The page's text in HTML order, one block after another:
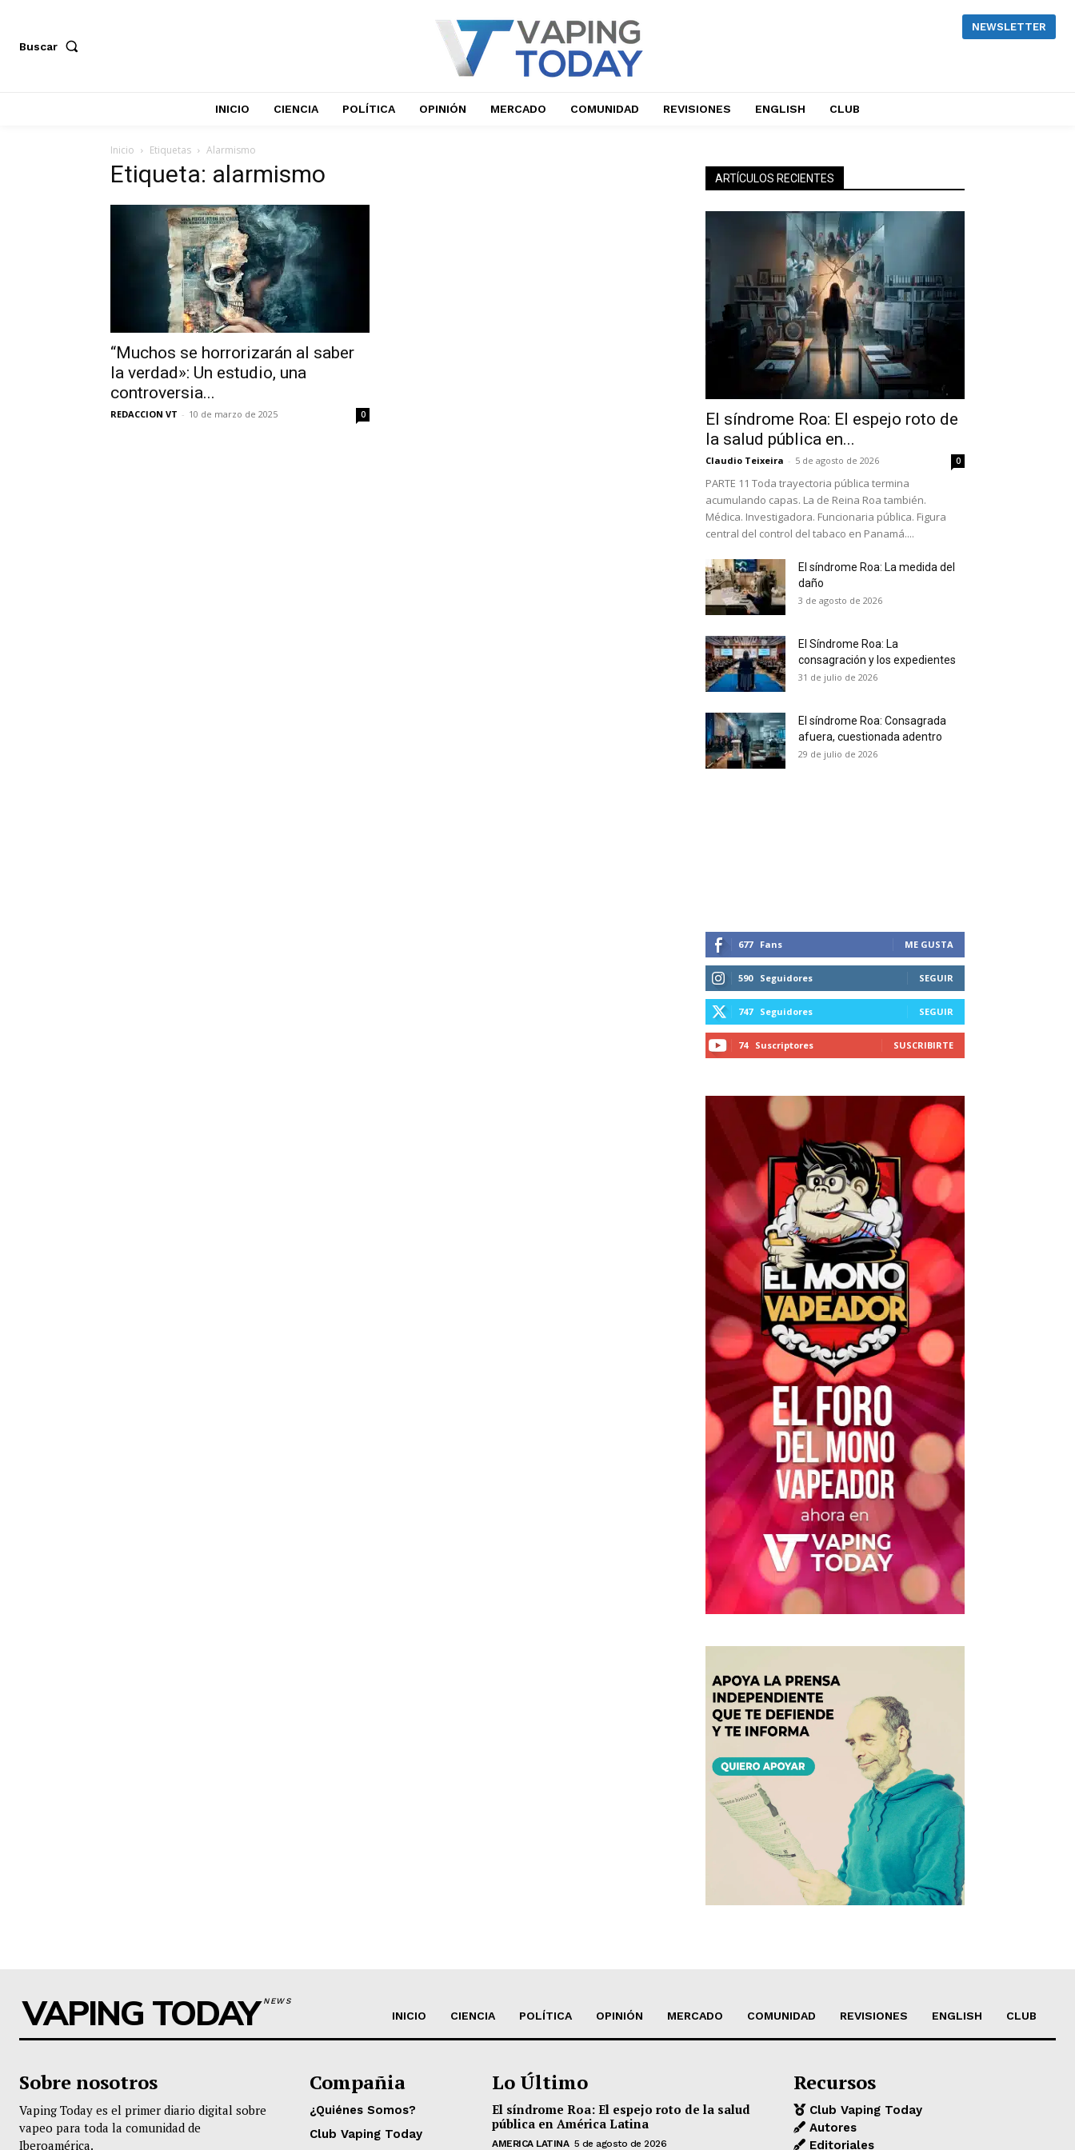
No te pierdas de las últimas
Suscríbete a nuestro boletín diario y recibe todas las
noticias del vapeo y la reducción de daños en tu correo
Subscribe to our daily clipping and receive all the news
of vaping and tobacco harm reduction in your email.
Buscar
NEWSLETTER
INICIO CIENCIA POLÍTICA OPINIÓN MERCADO COMUNIDAD REVISIONES ENGLISH CLUB
Inicio Etiquetas Alarmismo
Etiqueta: alarmismo
“Muchos se horrorizarán al saber
la verdad»: Un estudio, una
controversia...
REDACCION VT - 10 de marzo de 2025 0
ARTÍCULOS RECIENTES
El síndrome Roa: El espejo roto de
la salud pública en...
Claudio Teixeira - 5 de agosto de 2026 0
PARTE 11 Toda trayectoria pública termina
acumulando capas. La de Reina Roa también.
Médica. Investigadora. Funcionaria pública. Figura
central del control del tabaco en Panamá....
El síndrome Roa: La medida del
daño
3 de agosto de 2026
El Síndrome Roa: La
consagración y los expedientes
31 de julio de 2026
El síndrome Roa: Consagrada
afuera, cuestionada adentro
29 de julio de 2026
677 Fans ME GUSTA
590 Seguidores SEGUIR
747 Seguidores SEGUIR
74 Suscriptores SUSCRIBIRTE
VAPING TODAYNEWS
INICIO CIENCIA POLÍTICA OPINIÓN MERCADO COMUNIDAD REVISIONES ENGLISH CLUB
Sobre nosotros
Vaping Today es el primer diario digital sobre
vapeo para toda la comunidad de
Iberoamérica.
Compañia
¿Quiénes Somos?
Club Vaping Today
Lo Último
El síndrome Roa: El espejo roto de la salud
pública en América Latina
AMERICA LATINA 5 de agosto de 2026
Recursos
Club Vaping Today
Autores
Editoriales